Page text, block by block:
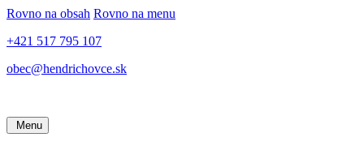
Rovno na obsah Rovno na menu
+421 517 795 107
obec@hendrichovce.sk
Menu